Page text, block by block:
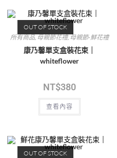
OUT OF STOCK
所有商品, 母親節花禮, 母親節-鮮花禮
康乃馨單支盒裝花束｜
whiteflower
NT$380
查看內容
OUT OF STOCK